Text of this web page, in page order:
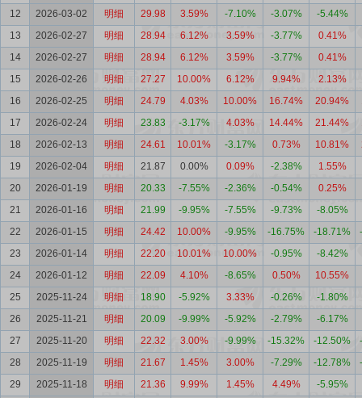
12
2026-03-02 明细 29.98 3.59% -7.10% -3.07%
-5.44%
13
2026-02-27 明细 28.94 6.12% 3.59% -3.77%
0.41%
14
2026-02-27 明细 28.94 6.12% 3.59% -3.77%
0.41%
15
2026-02-26 明细 27.27 10.00% 6.12% 9.94%
2.13%
16
2026-02-25 明细 24.79 4.03% 10.00% 16.74% 20.94%
17
2026-02-24 明细 23.83 -3.17% 4.03% 14.44% 21.44%
18
2026-02-13 明细 24.61 10.01% -3.17% 0.73% 10.81%
19
2026-02-04 明细 21.87 0.00% 0.09% -2.38%
1.55%
20
2026-01-19 明细 20.33 -7.55% -2.36% -0.54%
0.25%
21
2026-01-16 明细 21.99 -9.95% -7.55% -9.73%
-8.05%
22
2026-01-15 明细 24.42 10.00% -9.95% -16.75% -18.71%
23
2026-01-14 明细 22.20 10.01% 10.00% -0.95%
-8.42%
24
2026-01-12 明细 22.09 4.10% -8.65% 0.50%
10.55%
25
2025-11-24 明细 18.90 -5.92% 3.33% -0.26%
-1.80%
26
2025-11-21 明细 20.09 -9.99% -5.92% -2.79%
-6.17%
27
2025-11-20 明细 22.32 3.00% -9.99% -15.32% -12.50%
28
2025-11-19 明细 21.67 1.45% 3.00% -7.29% -12.78%
29
2025-11-18 明细 21.36 9.99% 1.45% 4.49%
-5.95%